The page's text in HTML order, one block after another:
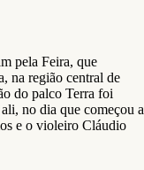
pela Feira, que
na região central de
do palco Terra foi
no dia que começou a
e o violeiro Cláudio